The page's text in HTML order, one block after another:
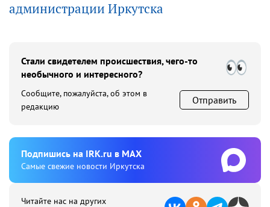
администрации Иркутска
Стали свидетелем происшествия, чего-то
необычного и интересного?
Сообщите, пожалуйста, об этом в
редакцию
Отправить
Подпишиcь на IRK.ru в MAX
Cамые свежие новости Иркутска
Читайте нас на других